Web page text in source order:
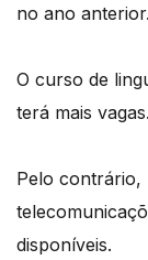
no ano anterior.
O curso de
terá mais vagas.
Pelo contrário,
disponíveis.